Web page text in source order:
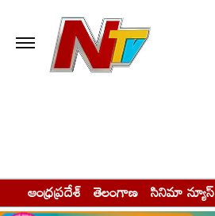
ఆంధ్రప్రదేశ్ తెలంగాణ సినిమా న్యూస్